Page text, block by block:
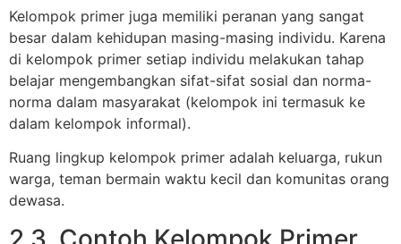
Kelompok primer juga memiliki peranan yang sangat
besar dalam kehidupan masing-masing individu. Karena
di kelompok primer setiap individu melakukan tahap
belajar mengembangkan sifat-sifat sosial dan norma-
norma dalam masyarakat (kelompok ini termasuk ke
dalam kelompok informal).
Ruang lingkup kelompok primer adalah keluarga, rukun
warga, teman bermain waktu kecil dan komunitas orang
dewasa.